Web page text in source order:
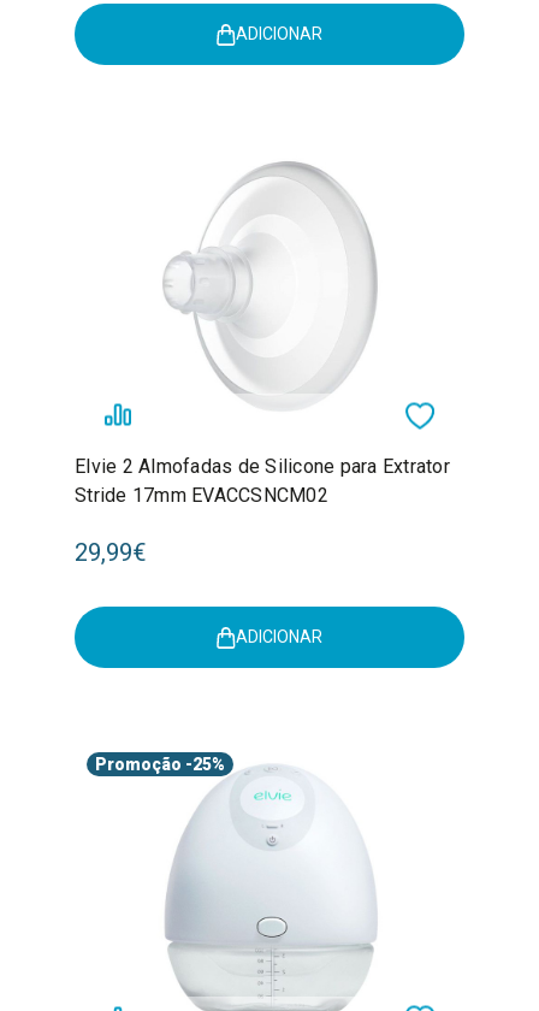
ADICIONAR
Elvie 2 Almofadas de Silicone para Extrator
Stride 17mm EVACCSNCM02
29,99€
ADICIONAR
Promoção -25%